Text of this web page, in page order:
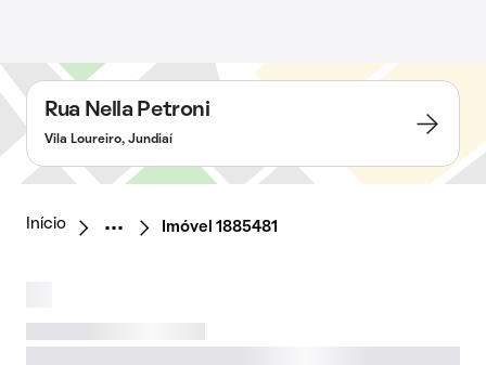
Rua Nella Petroni
Vila Loureiro, Jundiaí
Início Imóvel 1885481